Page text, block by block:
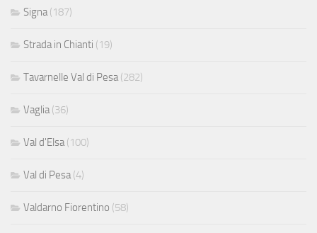
Signa(187)
Strada in Chianti (19)
Tavarnelle Val di Pesa(282)
Vaglia(36)
Val d'Elsa(100)
Val di Pesa(4)
Valdarno Fiorentino (58)